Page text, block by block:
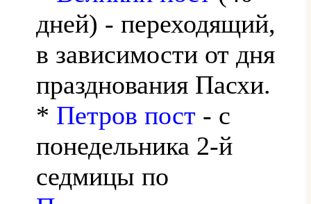
дней) - переходящий,
в зависимости от дня
празднования Пасхи.
* Петров пост - с
понедельника 2-й
седмицы по